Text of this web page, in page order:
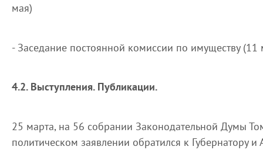
мая)
- Заседание постоянной комиссии по имуществу (11
4.2. Выступления. Публикации.
25 марта, на 56 собрании Законодательной Думы
политическом заявлении обратился к Губернатору